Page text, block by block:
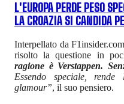
L'EUROPA PERDE PESO
LA CROAZIA SI CANDIDA
Interpellato da
risolto la questione in
ragione è Verstappen.
Essendo speciale,
glamour”, il suo pensiero.